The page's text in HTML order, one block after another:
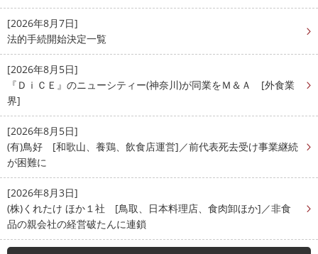
[2026年8月7日]
法的手続開始決定一覧
[2026年8月5日]
『ＤｉＣＥ』のニューシティー(神奈川)が同業をＭ＆Ａ [外食業
界]
[2026年8月5日]
(有)鳥好 [和歌山、養鶏、飲食店運営]／前代表死去受け事業継続
が困難に
[2026年8月3日]
(株)くれたけ ほか１社 [鳥取、日本料理店、食肉卸ほか]／非食
品の親会社の経営破たんに連鎖